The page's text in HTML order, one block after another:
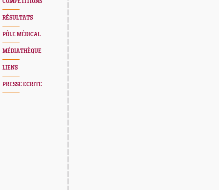
RÉSULTATS
PÔLE MÉDICAL
MÉDIATHÈQUE
LIENS
PRESSE ECRITE